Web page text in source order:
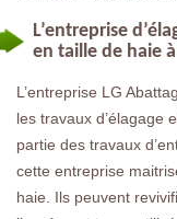
L’entreprise
en taille de haie
L’entreprise LG
les travaux d’élagage
partie des travaux
cette entreprise
haie. Ils peuvent